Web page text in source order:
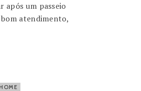
após um passeio
atendimento,